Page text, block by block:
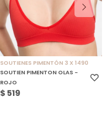
SOUTIENES PIMENTÓN 3 X 1490
SOUTIEN PIMENTON OLAS -
ROJO
$ 519